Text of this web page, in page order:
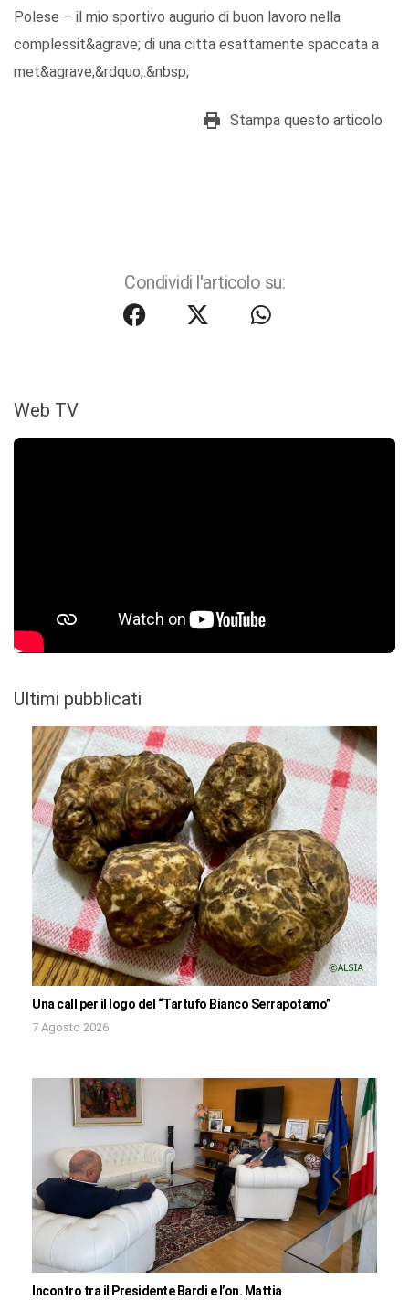
Polese – il mio sportivo augurio di buon lavoro nella
complessit&agrave; di una citta esattamente spaccata a
met&agrave;&rdquo;.&nbsp;
Stampa questo articolo
Condividi l'articolo su:
Web TV
Ultimi pubblicati
Una call per il logo del “Tartufo Bianco Serrapotamo”
7 Agosto 2026
Incontro tra il Presidente Bardi e l’on. Mattia